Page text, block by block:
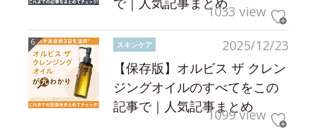
1033 view
2025/12/23
スキンケア
【保存版】オルビス ザ クレン
ジングオイルのすべてをこの
記事で｜人気記事まとめ
1099 view